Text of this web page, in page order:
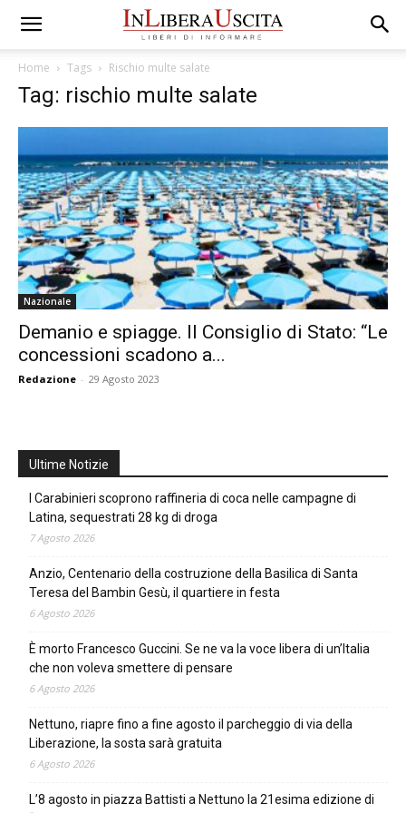
Home Tags Rischio multe salate
Tag: rischio multe salate
Nazionale
Demanio e spiagge. Il Consiglio di Stato: “Le
concessioni scadono a...
Redazione - 29 Agosto 2023
Ultime Notizie
I Carabinieri scoprono raffineria di coca nelle campagne di
Latina, sequestrati 28 kg di droga
7 Agosto 2026
Anzio, Centenario della costruzione della Basilica di Santa
Teresa del Bambin Gesù, il quartiere in festa
6 Agosto 2026
È morto Francesco Guccini. Se ne va la voce libera di un’Italia
che non voleva smettere di pensare
6 Agosto 2026
Nettuno, riapre fino a fine agosto il parcheggio di via della
Liberazione, la sosta sarà gratuita
6 Agosto 2026
L’8 agosto in piazza Battisti a Nettuno la 21esima edizione di